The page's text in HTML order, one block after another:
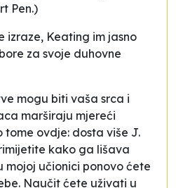
Pen.)
izraze, Keating im jasno
za svoje duhovne
mogu biti vaša srca i
marširaju mjereći
tome ovdje: dosta više J.
kako ga lišava
mojoj učionici ponovo ćete
Naučit ćete uživati u